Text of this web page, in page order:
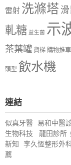
雷射 洗滌塔
軋糖 益生菌 示
茶葉罐 貨梯 購物推車
頭型 飲水機
連結
似真牙醫 易和中醫
生物科技
龍田診所
新知
李久恆整形外
薦